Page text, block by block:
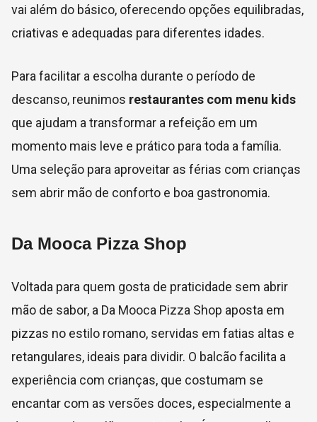
vai além do básico, oferecendo opções equilibradas,
criativas e adequadas para diferentes idades.
Para facilitar a escolha durante o período de
descanso, reunimos restaurantes com menu kids
que ajudam a transformar a refeição em um
momento mais leve e prático para toda a família.
Uma seleção para aproveitar as férias com crianças
sem abrir mão de conforto e boa gastronomia.
Da Mooca Pizza Shop
Voltada para quem gosta de praticidade sem abrir
mão de sabor, a Da Mooca Pizza Shop aposta em
pizzas no estilo romano, servidas em fatias altas e
retangulares, ideais para dividir. O balcão facilita a
experiência com crianças, que costumam se
encantar com as versões doces, especialmente a